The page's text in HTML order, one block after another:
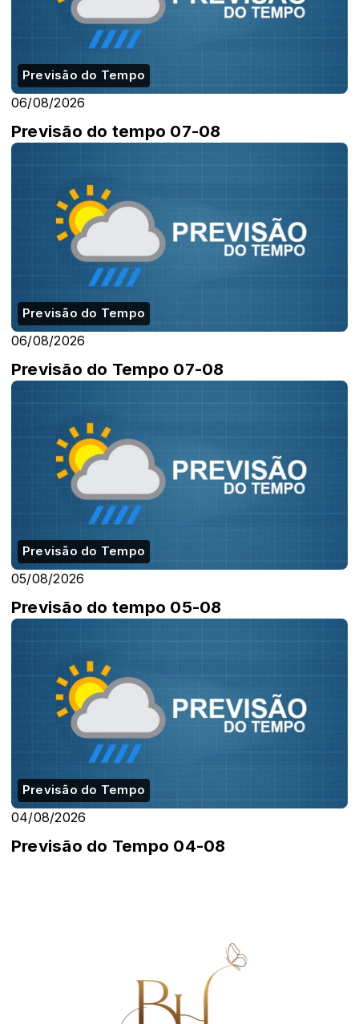
Previsão do Tempo
06/08/2026
Previsão do tempo 07-08
Previsão do Tempo
06/08/2026
Previsão do Tempo 07-08
Previsão do Tempo
05/08/2026
Previsão do tempo 05-08
Previsão do Tempo
04/08/2026
Previsão do Tempo 04-08